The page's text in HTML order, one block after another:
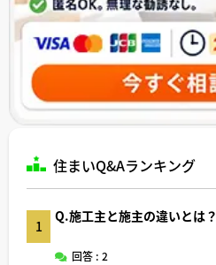
住まいQ&Aランキング
1
Q.施工主と施主の違いとは？
回答 : 2